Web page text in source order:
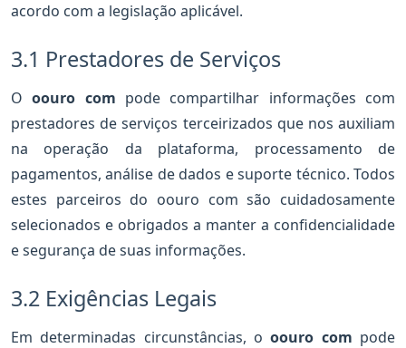
acordo com a legislação aplicável.
3.1 Prestadores de Serviços
Ooouro com pode compartilhar informações com
prestadores de serviços terceirizados que nos auxiliam
na operação da plataforma, processamento de
pagamentos, análise de dados e suporte técnico. Todos
estes parceiros do oouro com são cuidadosamente
selecionados e obrigados a manter a confidencialidade
e segurança de suas informações.
3.2 Exigências Legais
Em determinadas circunstâncias, ooouro com pode